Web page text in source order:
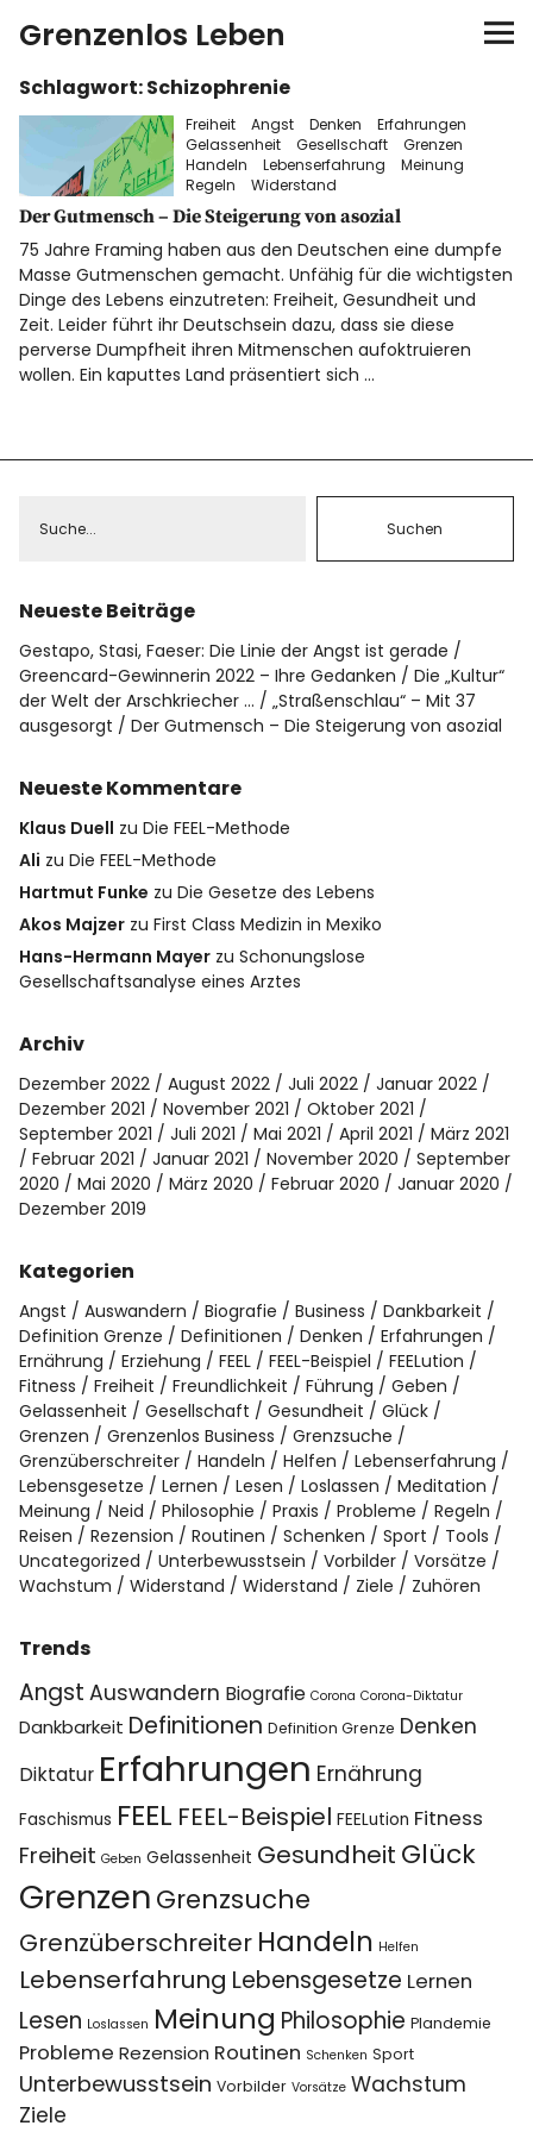
Grenzenlos Leben
Startseite
FEEL-Konzept
FEELution
Auswandern
Impressum
Info
Schlagwort:Schizophrenie
Freiheit Angst Denken
Erfahrungen
Gelassenheit
Gesellschaft
Grenzen
Handeln
Lebenserfahrung
Meinung
Regeln
Widerstand
Der Gutmensch – Die Steigerung von asozial
75 Jahre Framing haben aus den Deutschen eine dumpfe
Masse Gutmenschen gemacht. Unfähig für die wichtigsten
Dinge des Lebens einzutreten: Freiheit, Gesundheit und
Zeit. Leider führt ihr Deutschsein dazu, dass sie diese
perverse Dumpfheit ihren Mitmenschen aufoktruieren
wollen. Ein kaputtes Land präsentiert sich …
Neueste Beiträge
Gestapo, Stasi, Faeser: Die Linie der Angst ist gerade
Greencard-Gewinnerin 2022 – Ihre Gedanken
Die „Kultur“
der Welt der Arschkriecher …
„Straßenschlau“ – Mit 37
ausgesorgt
Der Gutmensch – Die Steigerung von asozial
Neueste Kommentare
Klaus Duell zuDie FEEL-Methode
Ali zuDie FEEL-Methode
Hartmut Funke zuDie Gesetze des Lebens
Akos Majzer zuFirst Class Medizin in Mexiko
Hans-Hermann Mayer zuSchonungslose
Gesellschaftsanalyse eines Arztes
Archiv
Dezember 2022 August 2022 Juli 2022
Januar 2022
Dezember 2021
November 2021
Oktober 2021
September 2021
Juli 2021 Mai 2021 April 2021
März 2021
Februar 2021
Januar 2021 November 2020
September
2020
Mai 2020 März 2020 Februar 2020
Januar 2020
Dezember 2019
Kategorien
Angst Auswandern Biografie Business
Dankbarkeit
Definition Grenze
Definitionen Denken
Erfahrungen
Ernährung
Erziehung FEEL FEEL-Beispiel
FEELution
Fitness
Freiheit Freundlichkeit Führung
Geben
Gelassenheit
Gesellschaft Gesundheit
Glück
Grenzen
Grenzenlos Business
Grenzsuche
Grenzüberschreiter
Handeln Helfen
Lebenserfahrung
Lebensgesetze
Lernen Lesen Loslassen
Meditation
Meinung
Neid Philosophie Praxis Probleme
Regeln
Reisen
Rezension Routinen Schenken Sport
Tools
Uncategorized
Unterbewusstsein Vorbilder
Vorsätze
Wachstum
Widerstand Widerstand Ziele Zuhören
Trends
Angst Auswandern Biografie Corona Corona-Diktatur
Dankbarkeit Definitionen Definition Grenze Denken
Diktatur Erfahrungen Ernährung
Faschismus FEEL FEEL-Beispiel FEELution Fitness
Freiheit Geben Gelassenheit Gesundheit Glück
Grenzen Grenzsuche
Grenzüberschreiter Handeln Helfen
Lebenserfahrung Lebensgesetze Lernen
Lesen Loslassen Meinung Philosophie Plandemie
Probleme Rezension Routinen Schenken Sport
Unterbewusstsein Vorbilder Vorsätze Wachstum
Ziele